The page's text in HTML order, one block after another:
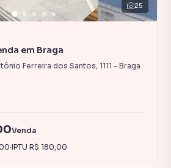
25
em Braga
Ferreira dos Santos, 1111 - Braga
Venda
·IPTU R$ 180,00